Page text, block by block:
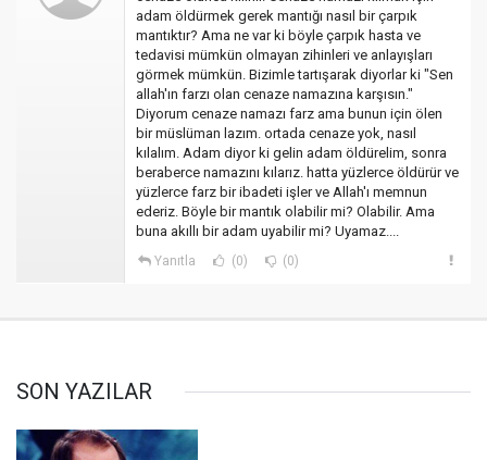
adam öldürmek gerek mantığı nasıl bir çarpık
mantıktır? Ama ne var ki böyle çarpık hasta ve
tedavisi mümkün olmayan zihinleri ve anlayışları
görmek mümkün. Bizimle tartışarak diyorlar ki "Sen
allah'ın farzı olan cenaze namazına karşısın."
Diyorum cenaze namazı farz ama bunun için ölen
bir müslüman lazım. ortada cenaze yok, nasıl
kılalım. Adam diyor ki gelin adam öldürelim, sonra
beraberce namazını kılarız. hatta yüzlerce öldürür ve
yüzlerce farz bir ibadeti işler ve Allah'ı memnun
ederiz. Böyle bir mantık olabilir mi? Olabilir. Ama
buna akıllı bir adam uyabilir mi? Uyamaz....
Yanıtla (0) (0)
SON YAZILAR